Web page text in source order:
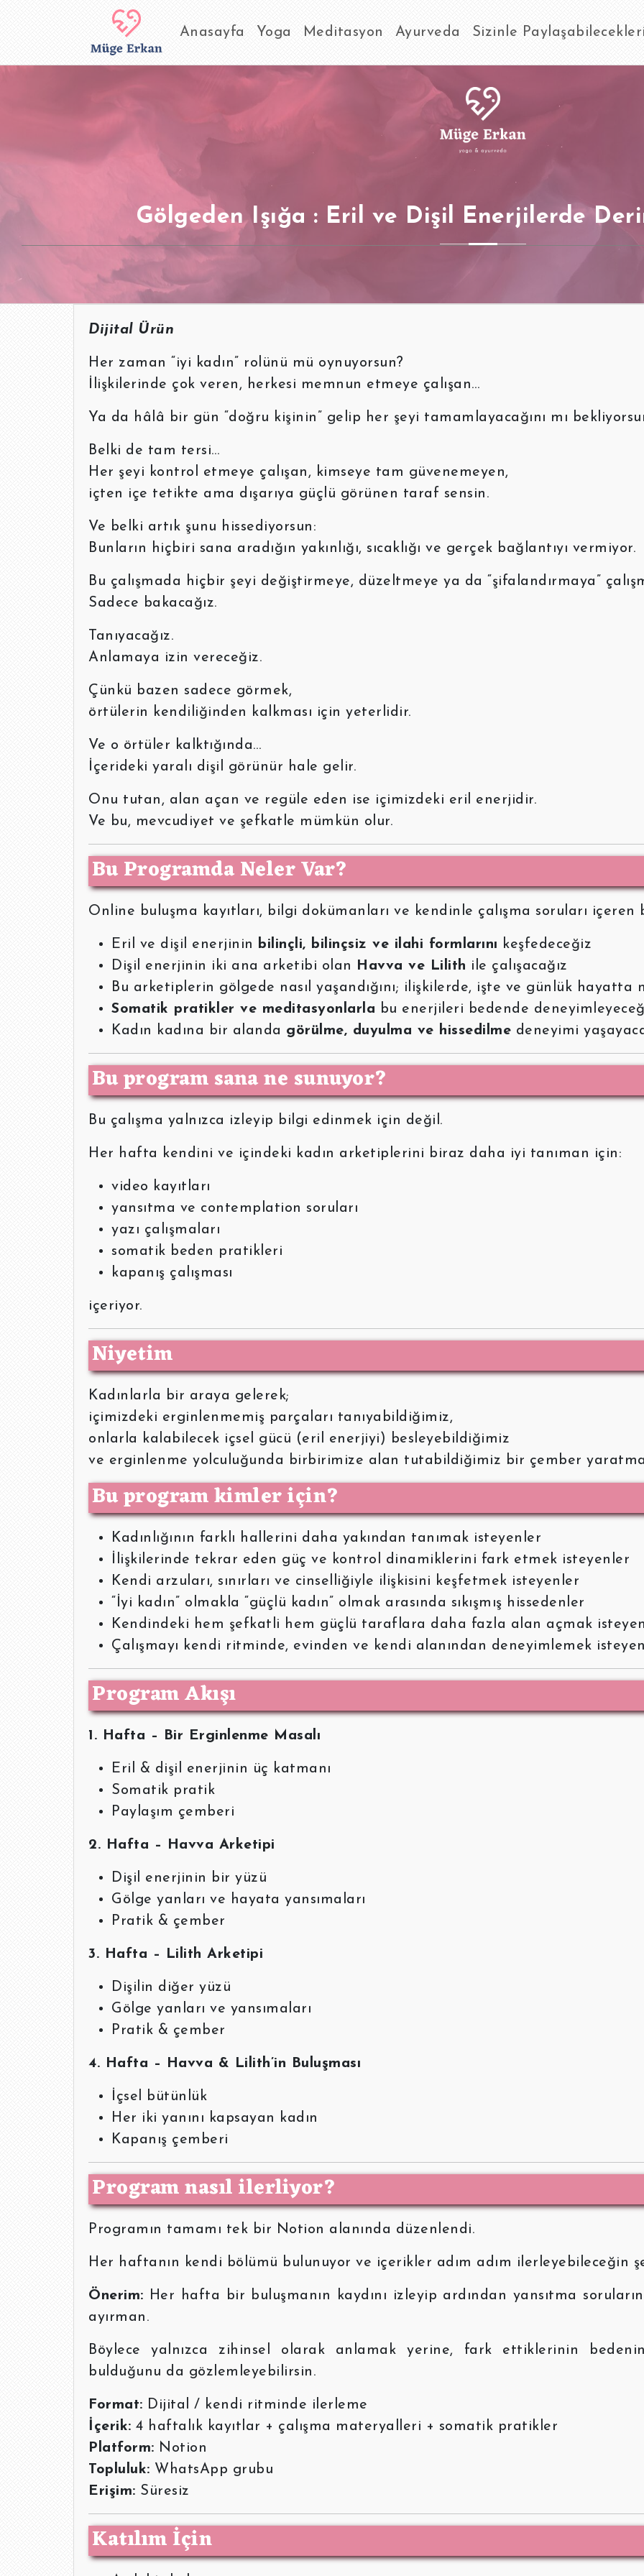
Anasayfa Yoga Meditasyon Ayurveda Sizinle
Gölgeden Işığa : Eril ve Dişil Enerjilerde
Dijital Ürün
Her zaman “iyi kadın” rolünü mü oynuyorsun?
İlişkilerinde çok veren, herkesi memnun etmeye çalışan…
Ya da hâlâ bir gün “doğru kişinin” gelip her şeyi tamamlayacağını mı
Belki de tam tersi…
Her şeyi kontrol etmeye çalışan, kimseye tam güvenemeyen,
içten içe tetikte ama dışarıya güçlü görünen taraf sensin.
Ve belki artık şunu hissediyorsun:
Bunların hiçbiri sana aradığın yakınlığı, sıcaklığı ve gerçek bağlantıyı vermiyor.
Bu çalışmada hiçbir şeyi değiştirmeye, düzeltmeye ya da “şifalandırmaya”
Sadece bakacağız.
Tanıyacağız.
Anlamaya izin vereceğiz.
Çünkü bazen sadece görmek,
örtülerin kendiliğinden kalkması için yeterlidir.
Ve o örtüler kalktığında…
İçerideki yaralı dişil görünür hale gelir.
Onu tutan, alan açan ve regüle eden ise içimizdeki eril enerjidir.
Ve bu, mevcudiyet ve şefkatle mümkün olur.
Bu Programda Neler Var?
Online buluşma kayıtları, bilgi dokümanları ve kendinle çalışma soruları içeren
Eril ve dişil enerjinin bilinçli, bilinçsiz ve ilahi formlarını keşfedeceğiz
Dişil enerjinin iki ana arketibi olan
Havva ve Lilith ile çalışacağız
Bu arketiplerin gölgede nasıl yaşandığını; ilişkilerde, işte ve günlük hayatta
Somatik pratikler ve meditasyonlarla bu enerjileri bedende
Kadın kadına bir alanda görülme, duyulma ve hissedilme deneyimi
Bu program sana ne sunuyor?
Bu çalışma yalnızca izleyip bilgi edinmek için değil.
Her hafta kendini ve içindeki kadın arketiplerini biraz daha iyi tanıman için:
video kayıtları
yansıtma ve contemplation soruları
yazı çalışmaları
somatik beden pratikleri
kapanış çalışması
içeriyor.
Niyetim
Kadınlarla bir araya gelerek;
içimizdeki erginlenmemiş parçaları tanıyabildiğimiz,
onlarla kalabilecek içsel gücü (eril enerjiyi) besleyebildiğimiz
ve erginlenme yolculuğunda birbirimize alan tutabildiğimiz bir çember
Bu program kimler için?
Kadınlığının farklı hallerini daha yakından tanımak isteyenler
İlişkilerinde tekrar eden güç ve kontrol dinamiklerini fark etmek isteyenler
Kendi arzuları, sınırları ve cinselliğiyle ilişkisini keşfetmek isteyenler
“İyi kadın” olmakla “güçlü kadın” olmak arasında sıkışmış hissedenler
Kendindeki hem şefkatli hem güçlü taraflara daha fazla alan açmak
Çalışmayı kendi ritminde, evinden ve kendi alanından deneyimlemek
Program Akışı
1. Hafta – Bir Erginlenme Masalı
Eril & dişil enerjinin üç katmanı
Somatik pratik
Paylaşım çemberi
2. Hafta – Havva Arketipi
Dişil enerjinin bir yüzü
Gölge yanları ve hayata yansımaları
Pratik & çember
3. Hafta – Lilith Arketipi
Dişilin diğer yüzü
Gölge yanları ve yansımaları
Pratik & çember
4. Hafta – Havva & Lilith’in Buluşması
İçsel bütünlük
Her iki yanını kapsayan kadın
Kapanış çemberi
Program nasıl ilerliyor?
Programın tamamı tek bir Notion alanında düzenlendi.
Her haftanın kendi bölümü bulunuyor ve içerikler adım adım ilerleyebileceğin
Önerim: Her hafta bir buluşmanın kaydını izleyip ardından yansıtma
ayırman.
Böylece yalnızca zihinsel olarak anlamak yerine, fark ettiklerinin
bulduğunu da gözlemleyebilirsin.
Format: Dijital / kendi ritminde ilerleme
İçerik: 4 haftalık kayıtlar + çalışma materyalleri + somatik pratikler
Platform: Notion
Topluluk: WhatsApp grubu
Erişim: Süresiz
Katılım İçin